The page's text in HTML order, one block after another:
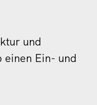
und
einen Ein- und